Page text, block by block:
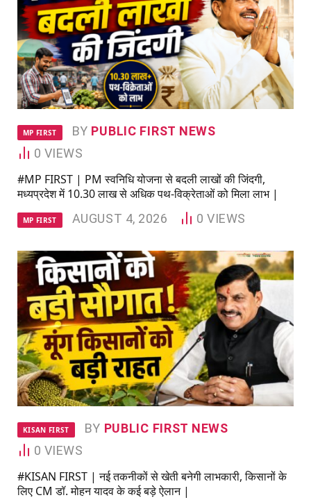
MP FIRST BY PUBLIC FIRST NEWS
0 VIEWS
#MP FIRST | PM स्वनिधि योजना से बदली लाखों की जिंदगी,
मध्यप्रदेश में 10.30 लाख से अधिक पथ-विक्रेताओं को मिला लाभ |
MP FIRST AUGUST 4, 2026 0VIEWS
KISAN FIRST BY PUBLIC FIRST NEWS
0 VIEWS
#KISAN FIRST | नई तकनीकों से खेती बनेगी लाभकारी, किसानों के
लिए CM डॉ. मोहन यादव के कई बड़े ऐलान |